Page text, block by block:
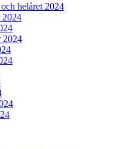
helåret 2024
2024
2024